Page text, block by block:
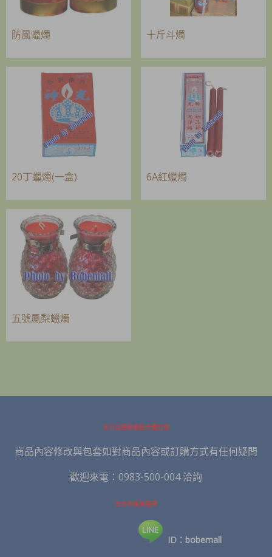
防風蠟燭 十斤斗燭
20丁蠟燭(一盒) 6A紅蠟燭
五號鳳梨蠟燭
本公司接受金紙大量訂做
商品內容修改與包套如對商品內容或訂購方式有任何疑問
歡迎來電：0983-500-004 洽詢
台北地區免運費
ID：bobemall